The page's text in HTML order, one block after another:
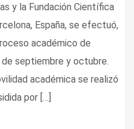
y la Fundación Científica
España, se efectuó,
académico de
septiembre y octubre.
académica se realizó
por […]